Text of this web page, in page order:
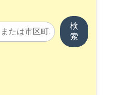
検
索